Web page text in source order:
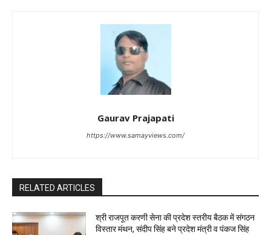
Gaurav Prajapati
https://www.samayviews.com/
RELATED ARTICLES
श्री राजपूत करणी सेना की प्रदेश स्तरीय बैठक में संगठन
विस्तार मंथन, संदीप सिंह बने प्रदेश मंत्री व पंकज सिंह